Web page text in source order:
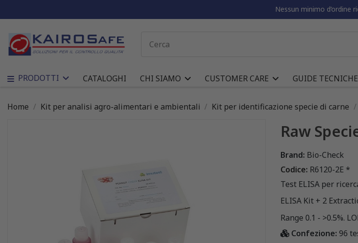
Nessun minimo d’ordine
PRODOTTI CATALOGHI CHI SIAMO CUSTOMER CARE GUIDE TECNICHE
Home Kit per analisi agro-alimentari e ambientali Kit per identificazione specie di carne
Raw
Brand: Bio-Check
Codice: R6120-2E *
Test ELISA per
ELISA Kit + 2
Range 0.1 - >0.5%.
Confezione: 96